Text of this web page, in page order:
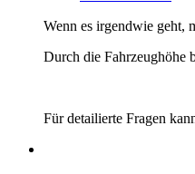
Wenn es irgendwie geht,
Durch die Fahrzeughöhe
Für detailierte Fragen